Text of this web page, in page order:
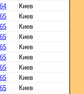
Киев
Киев
Киев
Киев
Киев
Киев
Киев
Киев
Киев